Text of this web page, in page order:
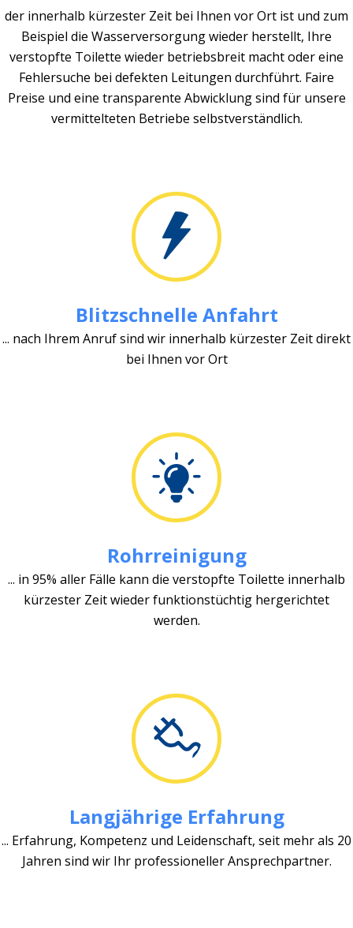
der innerhalb kürzester Zeit bei Ihnen vor Ort ist und zum
Beispiel die Wasserversorgung wieder herstellt, Ihre
verstopfte Toilette wieder betriebsbreit macht oder eine
Fehlersuche bei defekten Leitungen durchführt. Faire
Preise und eine transparente Abwicklung sind für unsere
vermittelteten Betriebe selbstverständlich.
Blitzschnelle Anfahrt
... nach Ihrem Anruf sind wir innerhalb kürzester Zeit direkt
bei Ihnen vor Ort
Rohrreinigung
... in 95% aller Fälle kann die verstopfte Toilette innerhalb
kürzester Zeit wieder funktionstüchtig hergerichtet
werden.
Langjährige Erfahrung
... Erfahrung, Kompetenz und Leidenschaft, seit mehr als 20
Jahren sind wir Ihr professioneller Ansprechpartner.